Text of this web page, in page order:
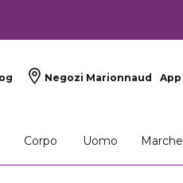
Negozi Marionnaud App
Corpo Uomo Marche